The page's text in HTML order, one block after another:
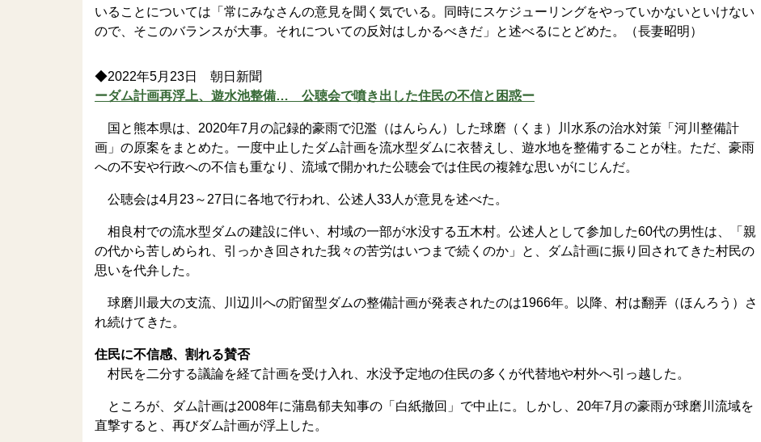
いることについては「常にみなさんの意見を聞く気でいる。同時にスケジューリングをやっていかないといけない
ので、そこのバランスが大事。それについての反対はしかるべきだ」と述べるにとどめた。（長妻昭明）
◆2022年5月23日 朝日新聞
ーダム計画再浮上、遊水池整備… 公聴会で噴き出した住民の不信と困惑ー
国と熊本県は、2020年7月の記録的豪雨で氾濫（はんらん）した球磨（くま）川水系の治水対策「河川整備計
画」の原案をまとめた。一度中止したダム計画を流水型ダムに衣替えし、遊水地を整備することが柱。ただ、豪雨
への不安や行政への不信も重なり、流域で開かれた公聴会では住民の複雑な思いがにじんだ。
公聴会は4月23～27日に各地で行われ、公述人33人が意見を述べた。
相良村での流水型ダムの建設に伴い、村域の一部が水没する五木村。公述人として参加した60代の男性は、「親
の代から苦しめられ、引っかき回された我々の苦労はいつまで続くのか」と、ダム計画に振り回されてきた村民の
思いを代弁した。
球磨川最大の支流、川辺川への貯留型ダムの整備計画が発表されたのは1966年。以降、村は翻弄（ほんろう）さ
れ続けてきた。
住民に不信感、割れる賛否
村民を二分する議論を経て計画を受け入れ、水没予定地の住民の多くが代替地や村外へ引っ越した。
ところが、ダム計画は2008年に蒲島郁夫知事の「白紙撤回」で中止に。しかし、20年7月の豪雨が球磨川流域を
直撃すると、再びダム計画が浮上した。